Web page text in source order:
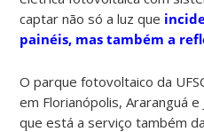
captar não só a luz que
painéis, mas também a
O parque fotovoltaico da
em Florianópolis, Araranguá e
que está a serviço também